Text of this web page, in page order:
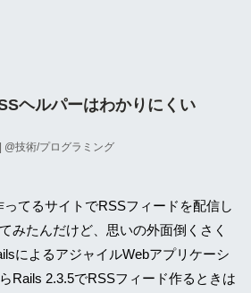
ヘルパーはわかりにくい
| @技術/プログラミング
てるサイトでRSSフィードを配信し
みたんだけど、思いの外面倒くさく
によるアジャイルWebアプリケーシ
Rails 2.3.5でRSSフィード作るときは